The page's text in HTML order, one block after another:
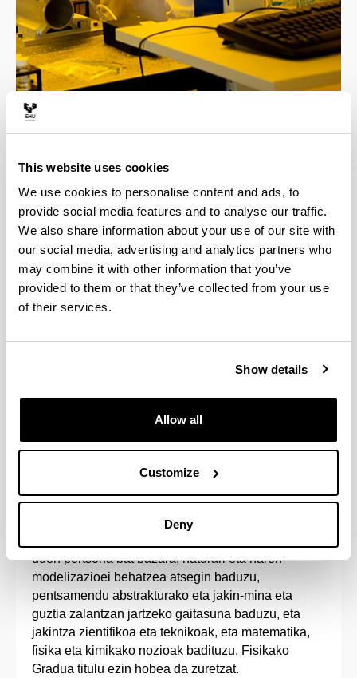
This website uses cookies
We use cookies to personalise content and ads, to
provide social media features and to analyse our traffic.
We also share information about your use of our site with
our social media, advertising and analytics partners who
may combine it with other information that you’ve
provided to them or that they’ve collected from your use
of their services.
Show details
Allow all
Customize
Deny
Profesorado altamente cualificado, todos los
docentes cuentan con el título de doctor.
El grado involucra a 4 departamentos de
reconocido prestigio internacional en
investigación, esto facilita la realización de
estudios de postgrado con el apoyo de grupos de
investigación de alto nivel.
Estudiando un 5º curso adicional podrás
Sarrera-profila
duen pertsona bat bazara, naturari eta haren
modelizazioei behatzea atsegin baduzu,
pentsamendu abstrakturako eta jakin-mina eta
guztia zalantzan jartzeko gaitasuna baduzu, eta
jakintza zientifikoa eta teknikoak, eta matematika,
fisika eta kimikako nozioak badituzu, Fisikako
Gradua titulu ezin hobea da zuretzat.